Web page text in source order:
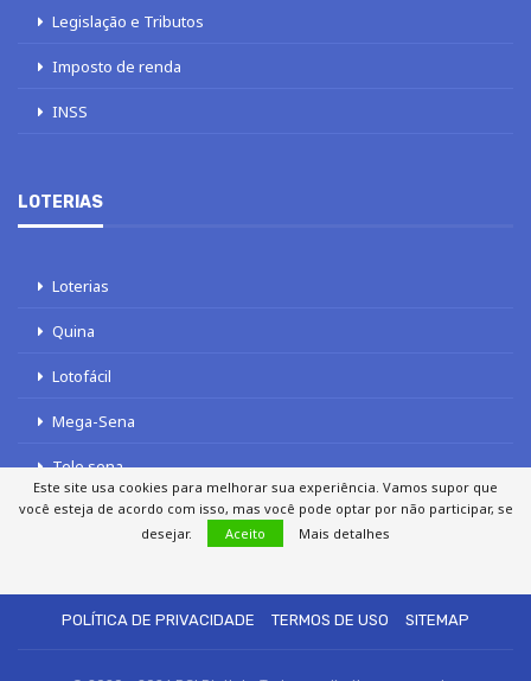
Legislação e Tributos
Imposto de renda
INSS
LOTERIAS
Loterias
Quina
Lotofácil
Mega-Sena
Tele sena
POLÍTICA DE PRIVACIDADE
TERMOS DE USO SITEMAP
Este site usa cookies para melhorar sua experiência. Vamos supor que
você esteja de acordo com isso, mas você pode optar por não participar, se
desejar.
Aceito Mais detalhes